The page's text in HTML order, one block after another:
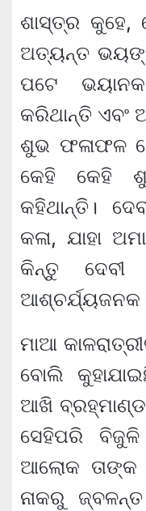
ଶାସ୍ତ୍ର କୁହେ,
ଅତ୍ୟନ୍ତ
ପଟେ
କରିଥାନ୍ତି
ଶୁଭ ଫଳାଫଳ
କେହି କେହି
କହିଥାନ୍ତି।
କଳା, ଯାହା
କିନ୍ତୁ
ଆଶ୍ଚର୍ଯ୍ୟଜନକ
ମାଆ
ବୋଲି
ଆଖି
ସେହିପରି
ଆଲୋକ ତାଙ୍କ
ନାକରୁ